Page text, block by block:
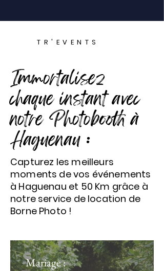
TR'EVENTS
Immortalisez
chaque instant avec
notre Photobooth à
Haguenau :
Capturez les meilleurs
moments de vos événements
à Haguenau et 50 Km grâce à
notre service de location de
Borne Photo !
Mariage :